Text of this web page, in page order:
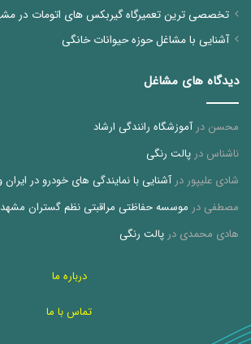
تخصصی ترین تعمیرگاه گیربکس های اتومات در
آشنایی با مشاغل حوزه حیوانات خانگی
دیدگاه های مشاغل
محسن درآموزشگاه رانندگی ارشاد
ناشناس در پالت رنگی
شادی علیپور درآشنایی با نمایندگی های خودرو در
مصطفی در موسسه حفاظتی مراقبتی نظم گستران مشهد
هادی محمدی در پالت رنگی
درباره ما
تماس با ما